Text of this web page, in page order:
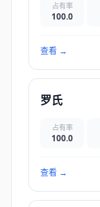
占有率
100.0
查看 →
罗氏
占有率
100.0
查看 →